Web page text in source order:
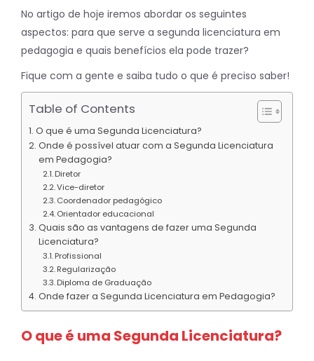
No artigo de hoje iremos abordar os seguintes
aspectos: para que serve a segunda licenciatura em
pedagogia e quais benefícios ela pode trazer?
Fique com a gente e saiba tudo o que é preciso saber!
Table of Contents
O que é uma Segunda Licenciatura?
Onde é possível atuar com a Segunda Licenciatura
em Pedagogia?
Diretor
Vice-diretor
Coordenador pedagógico
Orientador educacional
Quais são as vantagens de fazer uma Segunda
Licenciatura?
Profissional
Regularização
Diploma de Graduação
Onde fazer a Segunda Licenciatura em Pedagogia?
O que é uma Segunda Licenciatura?